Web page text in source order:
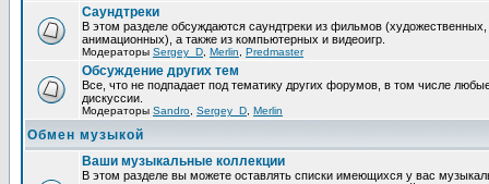
Саундтреки
В этом разделе обсуждаются саундтреки из фильмов
анимационных), а также из компьютерных и видеоигр.
Модераторы Sergey_D Merlin Predmaster
Обcуждение других тем
Все, что не подпадает под тематику других форумов, в том числе
дискуссии.
Модераторы Sandro Sergey_D Merlin
Обмен музыкой
Ваши музыкальные коллекции
В этом разделе вы можете оставлять списки имеющихся у вас